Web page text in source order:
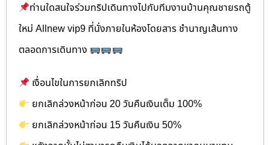
ท่านใดสนใจร่วมทริปเดินทางไปกับทีมงานบ้านคุณชายรถตู้
ใหม่ Allnew vip9 ที่นั่งภายในห้องโดยสาร ชำนาญเส้นทาง
ตลอดการเดินทาง
เงื่อนไขในการยกเลิกทริป
ยกเลิกล่วงหน้าก่อน 20 วันคืนเงินเต็ม 100%
ยกเลิกล่วงหน้าก่อน 15 วันคืนเงิน 50%